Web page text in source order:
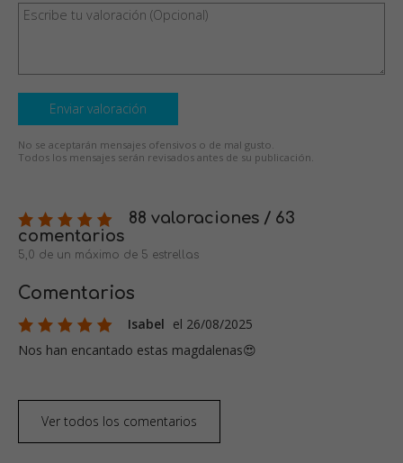
Enviar valoración
No se aceptarán mensajes ofensivos o de mal gusto.
Todos los mensajes serán revisados antes de su publicación.
88 valoraciones / 63
comentarios
5,0 de un máximo de 5 estrellas
Comentarios
Isabel el 26/08/2025
Nos han encantado estas magdalenas😍
Ver todos los comentarios